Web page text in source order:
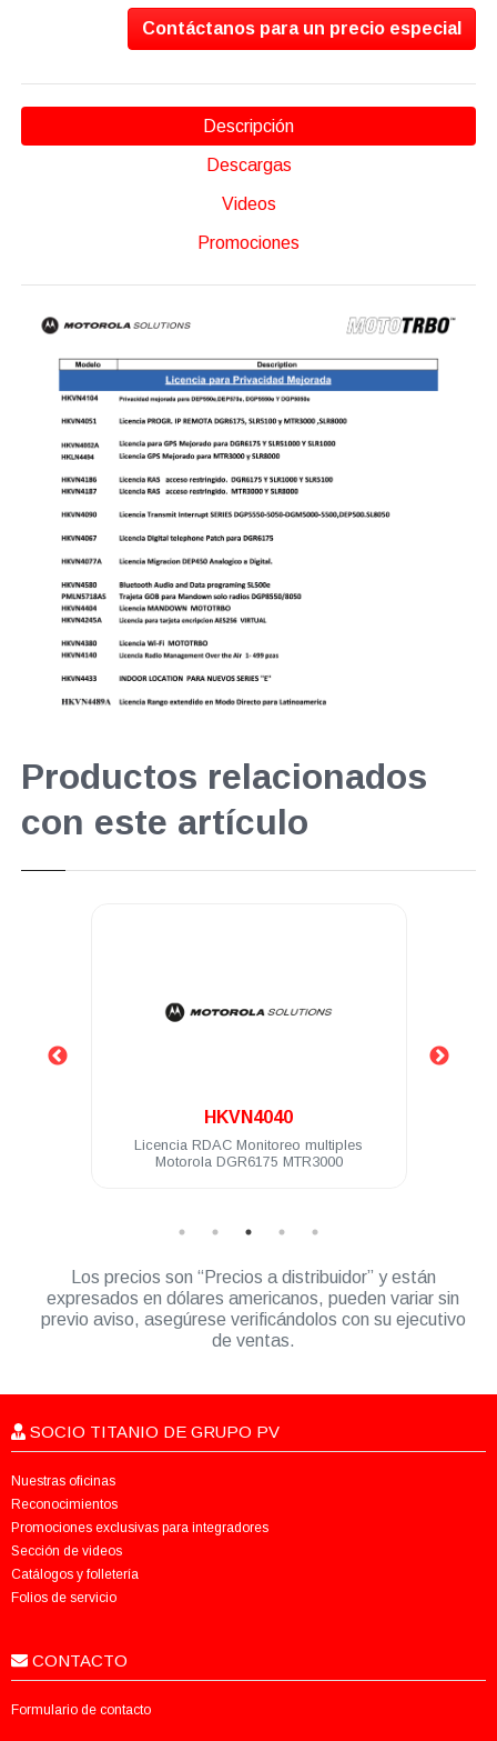
Contáctanos para un precio especial
Descripción
Descargas
Videos
Promociones
Productos relacionados
con este artículo
HKVN4040
Licencia RDAC Monitoreo multiples
Motorola DGR6175 MTR3000
Los precios son “Precios a distribuidor” y están
expresados en dólares americanos, pueden variar sin
previo aviso, asegúrese verificándolos con su ejecutivo
de ventas.
SOCIO TITANIO DE GRUPO PV
Nuestras oficinas
Reconocimientos
Promociones exclusivas para integradores
Sección de videos
Catálogos y folletería
Folios de servicio
CONTACTO
Formulario de contacto